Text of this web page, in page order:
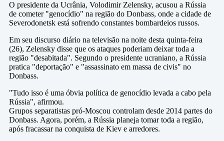
O presidente da Ucrânia, Volodimir Zelensky, acusou a Rússia
de cometer "genocídio" na região do Donbass, onde a cidade de
Severodonetsk está sofrendo constantes bombardeios russos.
Em seu discurso diário na televisão na noite desta quinta-feira
(26), Zelensky disse que os ataques poderiam deixar toda a
região "desabitada". Segundo o presidente ucraniano, a Rússia
pratica "deportação" e "assassinato em massa de civis" no
Donbass.
"Tudo isso é uma óbvia política de genocídio levada a cabo pela
Rússia", afirmou.
Grupos separatistas pró-Moscou controlam desde 2014 partes do
Donbass. Agora, porém, a Rússia planeja tomar toda a região,
após fracassar na conquista de Kiev e arredores.